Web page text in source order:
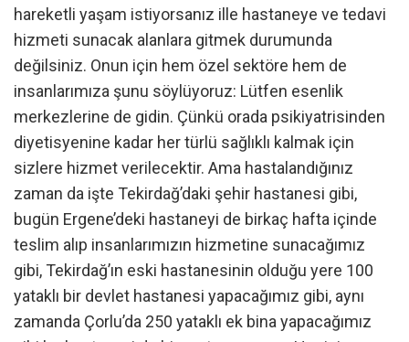
hareketli yaşam istiyorsanız ille hastaneye ve tedavi
hizmeti sunacak alanlara gitmek durumunda
değilsiniz. Onun için hem özel sektöre hem de
insanlarımıza şunu söylüyoruz: Lütfen esenlik
merkezlerine de gidin. Çünkü orada psikiyatrisinden
diyetisyenine kadar her türlü sağlıklı kalmak için
sizlere hizmet verilecektir. Ama hastalandığınız
zaman da işte Tekirdağ’daki şehir hastanesi gibi,
bugün Ergene’deki hastaneyi de birkaç hafta içinde
teslim alıp insanlarımızın hizmetine sunacağımız
gibi, Tekirdağ’ın eski hastanesinin olduğu yere 100
yataklı bir devlet hastanesi yapacağımız gibi, aynı
zamanda Çorlu’da 250 yataklı ek bina yapacağımız